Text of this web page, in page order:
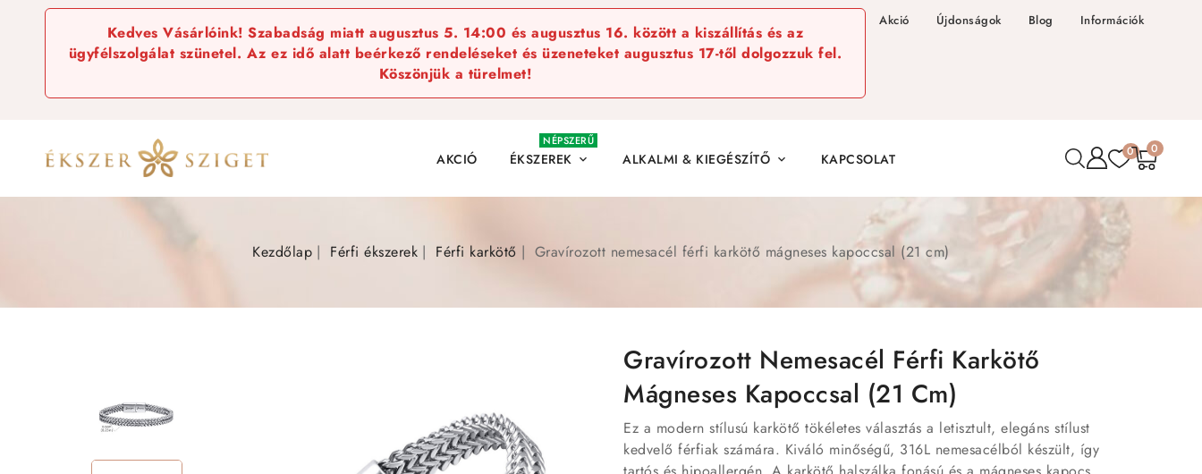
Kedves Vásárlóink! Szabadság miatt augusztus 5. 14:00 és augusztus 16. között a kiszállítás és az
ügyfélszolgálat szünetel. Az ez idő alatt beérkező rendeléseket és üzeneteket augusztus 17-től dolgozzuk fel.
Köszönjük a türelmet!
Akció Újdonságok Blog Információk
AKCIÓ ÉKSZEREK 
NÉPSZERŰ
ALKALMI & KIEGÉSZÍTŐ  KAPCSOLAT 0 0
Kezdőlap Férfi ékszerek Férfi karkötő Gravírozott nemesacél férfi karkötő mágneses kapoccsal (21 cm)
Gravírozott Nemesacél Férfi Karkötő
Mágneses Kapoccsal (21 Cm)
Ez a modern stílusú karkötő tökéletes választás a letisztult, elegáns stílust
kedvelő férfiak számára. Kiváló minőségű, 316L nemesacélból készült, így